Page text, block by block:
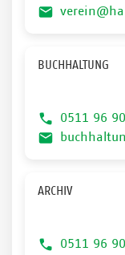
BUCHHALTUNG
0511 96
ARCHIV
0511 96